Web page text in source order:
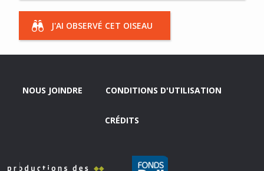
J'AI OBSERVÉ CET OISEAU
NOUS JOINDRE CONDITIONS D'UTILISATION
CRÉDITS